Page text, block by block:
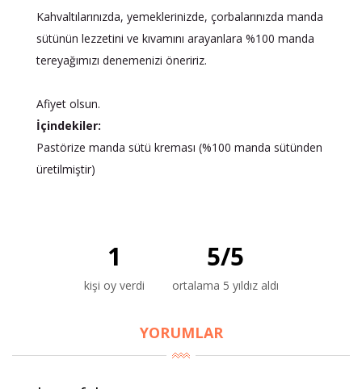
Kahvaltılarınızda, yemeklerinizde, çorbalarınızda manda
sütünün lezzetini ve kıvamını arayanlara %100 manda
tereyağımızı denemenizi öneririz.
Afiyet olsun.
İçindekiler:
Pastörize manda sütü kreması (%100 manda sütünden
üretilmiştir)
1
kişi oy verdi
5/5
ortalama 5 yıldız aldı
YORUMLAR